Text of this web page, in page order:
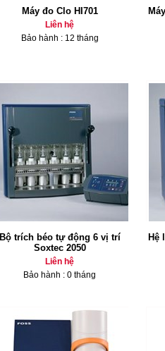
Máy đo Clo HI701
Liên hệ
Bảo hành : 12 tháng
Bộ trích béo tự động 6 vị trí
Soxtec 2050
Liên hệ
Bảo hành : 0 tháng
Hệ